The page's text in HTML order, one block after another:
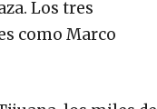
Los tres
como Marco